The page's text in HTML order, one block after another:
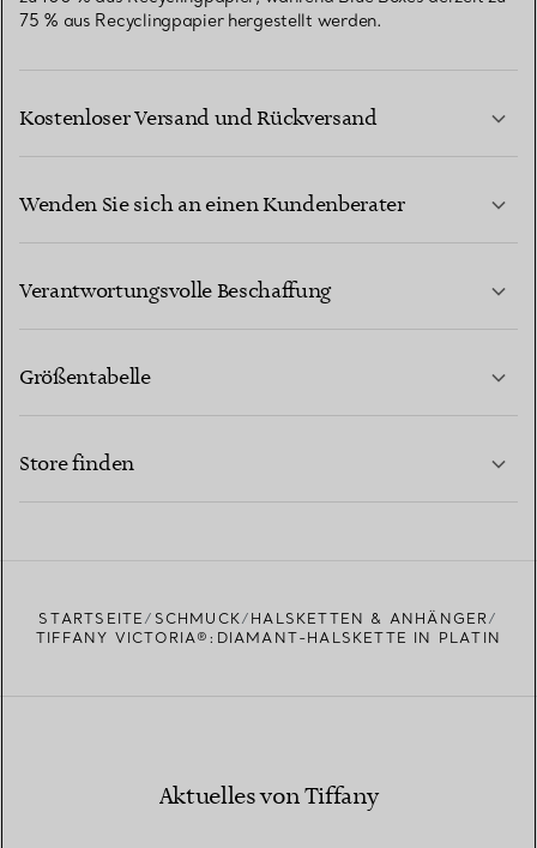
75 % aus Recyclingpapier hergestellt werden.
Kostenloser Versand und Rückversand
Wenden Sie sich an einen Kundenberater
Verantwortungsvolle Beschaffung
Größentabelle
Store finden
STARTSEITE SCHMUCK
HALSKETTEN & ANHÄNGER
TIFFANY VICTORIA®:DIAMANT-HALSKETTE IN PLATIN
Aktuelles von Tiffany